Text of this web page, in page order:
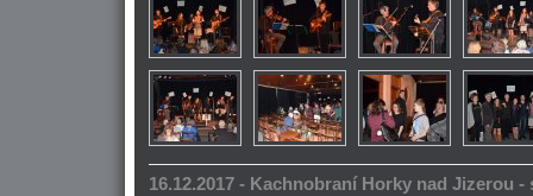
16.12.2017 - Kachnobraní Horky nad Jizerou -